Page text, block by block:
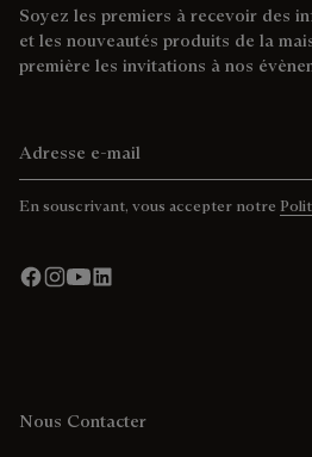
Soyez les premiers à recevoir des
et les nouveautés produits de la
première les invitations à nos
En souscrivant, vous accepter notre
Nous Contacter